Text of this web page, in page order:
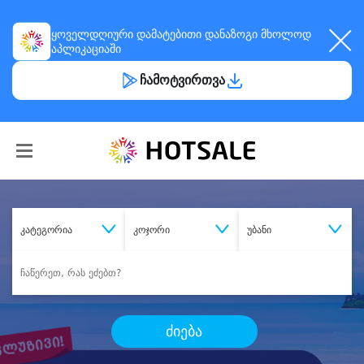
ყოველდღიური დამატებითი დანაზოგი მხოლოდ
აპლიკაციაში
ჩამოტვირთვა
კატეგორია კოჯორი უბანი
ძიება